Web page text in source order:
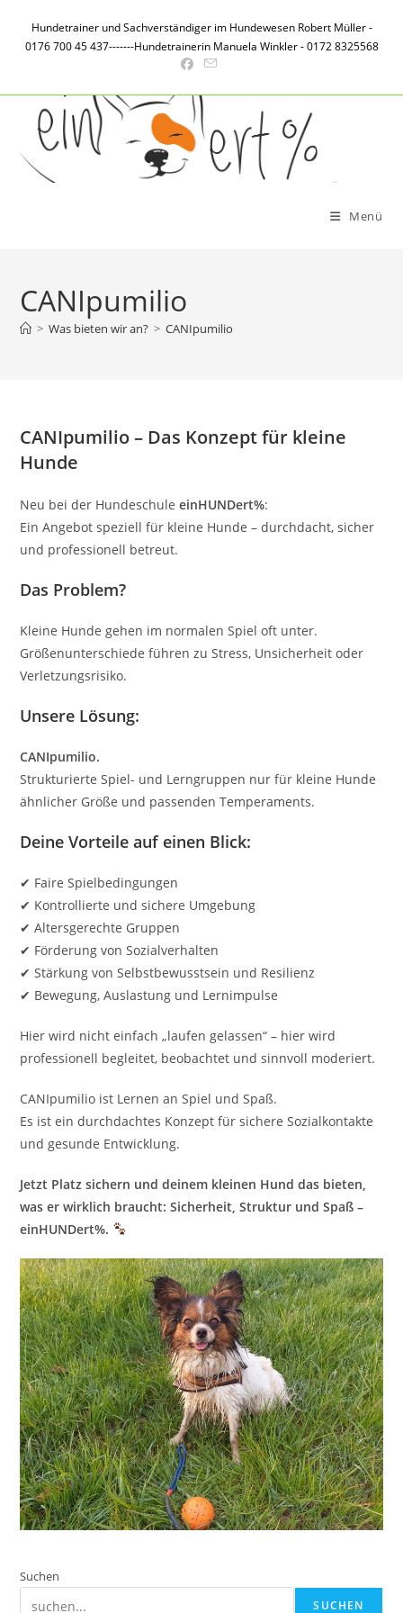
Inhalt
springen
Hundetrainer und Sachverständiger im Hundewesen Robert Müller -
0176 700 45 437-------Hundetrainerin Manuela Winkler - 0172 8325568
Menü
CANIpumilio
> Was bieten wir an? > CANIpumilio
CANIpumilio – Das Konzept für kleine
Hunde
Neu bei der HundeschuleeinHUNDert%:
Ein Angebot speziell für kleine Hunde – durchdacht, sicher
und professionell betreut.
Das Problem?
Kleine Hunde gehen im normalen Spiel oft unter.
Größenunterschiede führen zu Stress, Unsicherheit oder
Verletzungsrisiko.
Unsere Lösung:
CANIpumilio.
Strukturierte Spiel- und Lerngruppen nur für kleine Hunde
ähnlicher Größe und passenden Temperaments.
Deine Vorteile auf einen Blick:
✔ Faire Spielbedingungen
✔ Kontrollierte und sichere Umgebung
✔ Altersgerechte Gruppen
✔ Förderung von Sozialverhalten
✔ Stärkung von Selbstbewusstsein und Resilienz
✔ Bewegung, Auslastung und Lernimpulse
Hier wird nicht einfach „laufen gelassen“ – hier wird
professionell begleitet, beobachtet und sinnvoll moderiert.
CANIpumilio ist Lernen an Spiel und Spaß.
Es ist ein durchdachtes Konzept für sichere Sozialkontakte
und gesunde Entwicklung.
Jetzt Platz sichern und deinem kleinen Hund das bieten,
was er wirklich braucht: Sicherheit, Struktur und Spaß –
einHUNDert%.
Suchen
SUCHEN